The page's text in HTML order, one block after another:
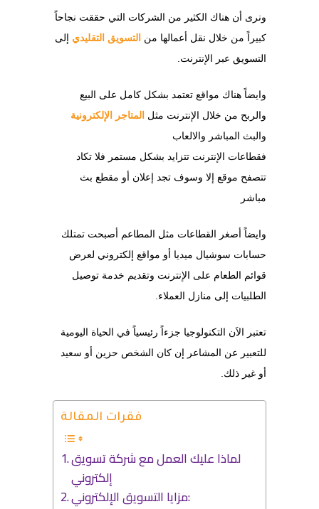
ونرى أن هناك الكثير من الشركات التي حققت نجاحاً
كبيراً من خلال نقل أعمالها من التسويق التقليدي إلى
التسويق عبر الإنترنت.
وايضاً هناك مواقع تعتمد بشكل كامل على البيع
والربح من خلال الإنترنت مثل المتاجر الإلكترونية
والبث المباشر والالعاب
فقطاعات الإنترنت تتزايد بشكل مستمر فلا تكاد
تتصفح موقع إلا وسوف تجد إعلان أو مقطع بث
مباشر
وايضاً أصغر القطاعات مثل المطاعم أصبحت تمتلك
حسابات سوشيال ميديا أو مواقع إلكتروني لعرض
قوائم الطعام على الإنترنت وتقديم خدمة توصيل
الطلبيات إلى منازل العملاء.
تعتبر الاَن التكنولوجيا جزءاً رئيسياً في الحياة اليومية
للتعبير عن المشاعر إن كان الشخص حزين أو سعيد
أو غير ذلك.
فقرات المقالة
لماذا عليك العمل مع شركة تسويق
إلكتروني
مزايا التسويق الإلكتروني: